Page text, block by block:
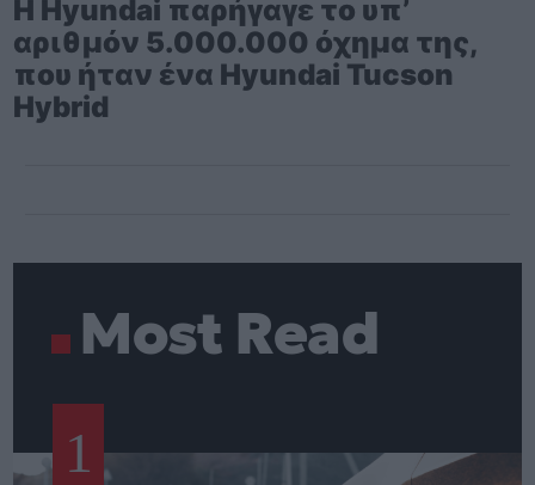
Η Hyundai παρήγαγε το υπ’
αριθμόν 5.000.000 όχημα της,
που ήταν ένα Hyundai Tucson
Hybrid
Most Read
1